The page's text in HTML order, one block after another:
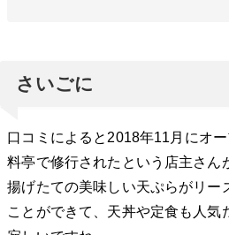
さいごに
口コミによると2018年11月にオ
料亭で修行されたという店主さん
揚げたての美味しい天ぷらがリー
ことができて、天丼や定食も人気